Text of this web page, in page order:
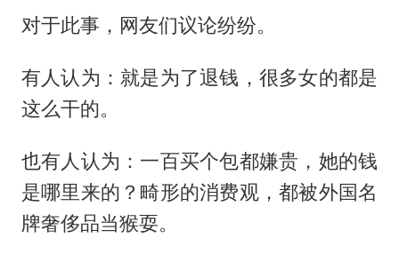
对于此事，网友们议论纷纷。
有人认为：就是为了退钱，很多女的都是
这么干的。
也有人认为：一百买个包都嫌贵，她的钱
是哪里来的？畸形的消费观，都被外国名
牌奢侈品当猴耍。